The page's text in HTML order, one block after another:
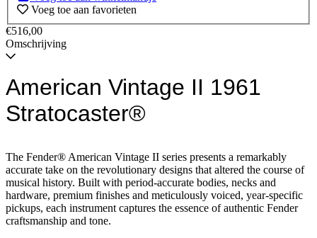
Voeg toe aan favorieten
€516,00
Omschrijving
American Vintage II 1961
Stratocaster®
The Fender® American Vintage II series presents a remarkably
accurate take on the revolutionary designs that altered the course of
musical history. Built with period-accurate bodies, necks and
hardware, premium finishes and meticulously voiced, year-specific
pickups, each instrument captures the essence of authentic Fender
craftsmanship and tone.